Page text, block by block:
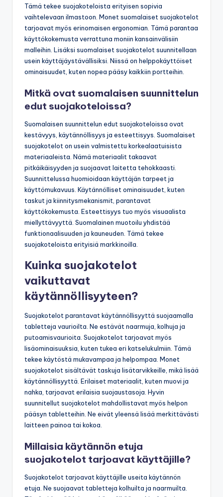
Tämä tekee suojakoteloista erityisen sopivia
vaihtelevaan ilmastoon. Monet suomalaiset suojakotelot
tarjoavat myös erinomaisen ergonomian. Tämä parantaa
käyttökokemusta verrattuna moniin kansainvälisiin
malleihin. Lisäksi suomalaiset suojakotelot suunnitellaan
usein käyttäjäystävällisiksi. Niissä on helppokäyttöiset
ominaisuudet, kuten nopea pääsy kaikkiin portteihin.
Mitkä ovat suomalaisen suunnittelun
edut suojakoteloissa?
Suomalaisen suunnittelun edut suojakoteloissa ovat
kestävyys, käytännöllisyys ja esteettisyys. Suomalaiset
suojakotelot on usein valmistettu korkealaatuisista
materiaaleista. Nämä materiaalit takaavat
pitkäikäisyyden ja suojaavat laitetta tehokkaasti.
Suunnittelussa huomioidaan käyttäjän tarpeet ja
käyttömukavuus. Käytännölliset ominaisuudet, kuten
taskut ja kiinnitysmekanismit, parantavat
käyttökokemusta. Esteettisyys tuo myös visuaalista
miellyttävyyttä. Suomalainen muotoilu yhdistää
funktionaalisuuden ja kauneuden. Tämä tekee
suojakoteloista erityisiä markkinoilla.
Kuinka suojakotelot
vaikuttavat
käytännöllisyyteen?
Suojakotelot parantavat käytännöllisyyttä suojaamalla
tabletteja vaurioilta. Ne estävät naarmuja, kolhuja ja
putoamisvaurioita. Suojakotelot tarjoavat myös
lisäominaisuuksia, kuten tukea eri katselukulmiin. Tämä
tekee käytöstä mukavampaa ja helpompaa. Monet
suojakotelot sisältävät taskuja lisätarvikkeille, mikä lisää
käytännöllisyyttä. Erilaiset materiaalit, kuten muovi ja
nahka, tarjoavat erilaisia suojaustasoja. Hyvin
suunnitellut suojakotelot mahdollistavat myös helpon
pääsyn tabletteihin. Ne eivät yleensä lisää merkittävästi
laitteen painoa tai kokoa.
Millaisia käytännön etuja
suojakotelot tarjoavat käyttäjille?
Suojakotelot tarjoavat käyttäjille useita käytännön
etuja. Ne suojaavat tabletteja kolhuilta ja naarmuilta.